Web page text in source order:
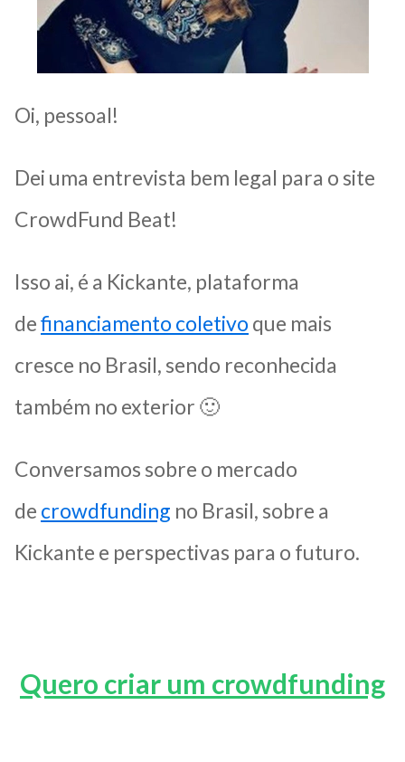
Oi, pessoal!
Dei uma entrevista bem legal para o site
CrowdFund Beat!
Isso ai, é a Kickante, plataforma
definanciamento coletivo que mais
cresce no Brasil, sendo reconhecida
também no exterior 🙂
Conversamos sobre o mercado
de crowdfunding no Brasil, sobre a
Kickante e perspectivas para o futuro.
Quero criar um crowdfunding